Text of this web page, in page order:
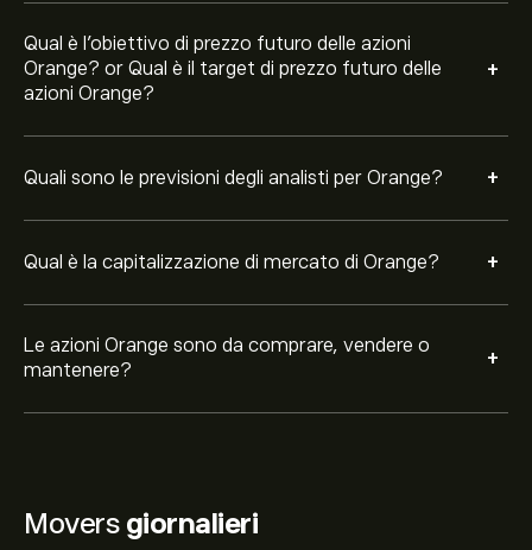
Qual è l'obiettivo di prezzo futuro delle azioni
Orange? or Qual è il target di prezzo futuro delle
azioni Orange?
+
Quali sono le previsioni degli analisti per Orange? +
Qual è la capitalizzazione di mercato di Orange? +
Le azioni Orange sono da comprare, vendere o
mantenere?
+
Movers giornalieri